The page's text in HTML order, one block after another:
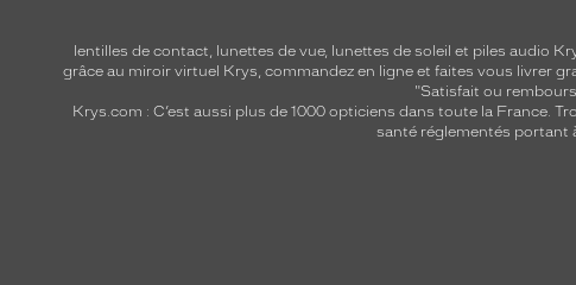
lentilles de contact, lunettes de vue, lunettes de soleil et piles audio
grâce au miroir virtuel Krys, commandez en ligne et faites vous livrer
"Satisfait ou
Krys.com : C’est aussi plus de 1000 opticiens dans toute la France.
santé réglementés portant